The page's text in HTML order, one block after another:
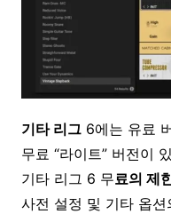
기타 리그6에는 유료
무료 “라이트” 버전이
기타 리그 6 무료의 제
사전 설정 및 기타 옵